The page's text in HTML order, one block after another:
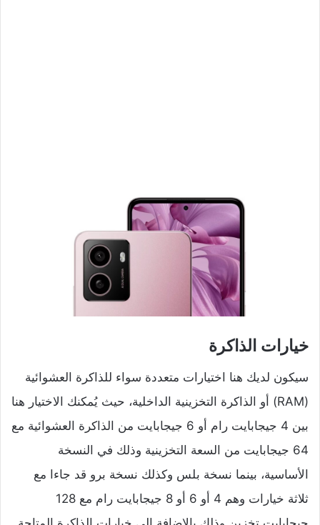
خيارات الذاكرة
سيكون لديك هنا اختيارات متعددة سواء للذاكرة العشوائية
(RAM) أو الذاكرة التخزينية الداخلية، حيث يُمكنك الاختيار هنا
بين 4 جيجابايت رام أو 6 جيجابايت من الذاكرة العشوائية مع
64 جيجابايت من السعة التخزينية وذلك في النسخة
الأساسية، بينما نسخة بلس وكذلك نسخة برو قد جاءا مع
ثلاثة خيارات وهم 4 أو 6 أو 8 جيجابايت رام مع 128